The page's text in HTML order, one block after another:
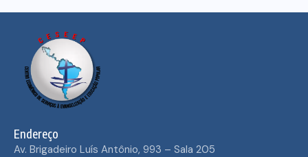
Endereço
Av. Brigadeiro Luís Antônio, 993 – Sala 205